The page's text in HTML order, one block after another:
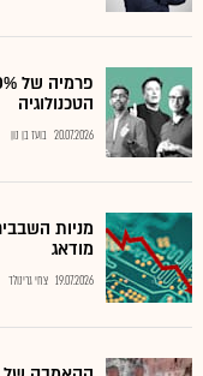
הטכנולוגיה
20.07.2026 בועז בן נון
מניות
מודאג
19.07.2026 צחי גרינולד